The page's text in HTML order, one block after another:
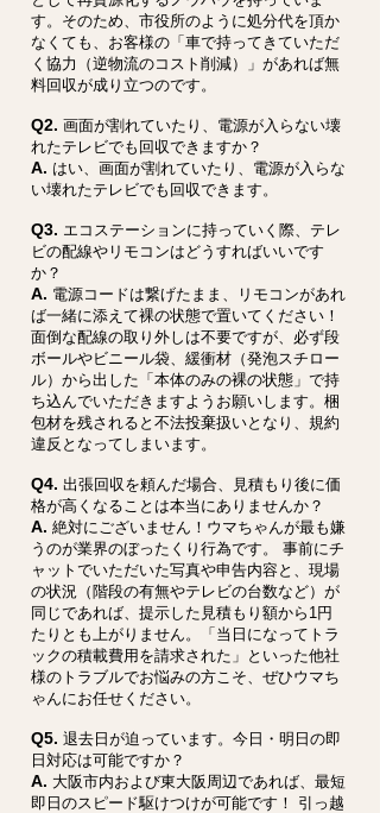
す。そのため、市役所のように処分代を頂か
なくても、お客様の「車で持ってきていただ
く協力（逆物流のコスト削減）」があれば無
料回収が成り立つのです。
Q2. 画面が割れていたり、電源が入らない壊
れたテレビでも回収できますか？
A. はい、画面が割れていたり、電源が入らな
い壊れたテレビでも回収できます。
Q3. エコステーションに持っていく際、テレ
ビの配線やリモコンはどうすればいいです
か？
A. 電源コードは繋げたまま、リモコンがあれ
ば一緒に添えて裸の状態で置いてください！
面倒な配線の取り外しは不要ですが、必ず段
ボールやビニール袋、緩衝材（発泡スチロー
ル）から出した「本体のみの裸の状態」で持
ち込んでいただきますようお願いします。梱
包材を残されると不法投棄扱いとなり、規約
違反となってしまいます。
Q4. 出張回収を頼んだ場合、見積もり後に価
格が高くなることは本当にありませんか？
A. 絶対にございません！ウマちゃんが最も嫌
うのが業界のぼったくり行為です。 事前にチ
ャットでいただいた写真や申告内容と、現場
の状況（階段の有無やテレビの台数など）が
同じであれば、提示した見積もり額から1円
たりとも上がりません。「当日になってトラ
ックの積載費用を請求された」といった他社
様のトラブルでお悩みの方こそ、ぜひウマち
ゃんにお任せください。
Q5. 退去日が迫っています。今日・明日の即
日対応は可能ですか？
A. 大阪市内および東大阪周辺であれば、最短
即日のスピード駆けつけが可能です！ 引っ越